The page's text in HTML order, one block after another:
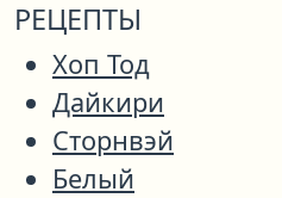
РЕЦЕПТЫ
Хоп Тод
Дайкири
Сторнвэй
Белый